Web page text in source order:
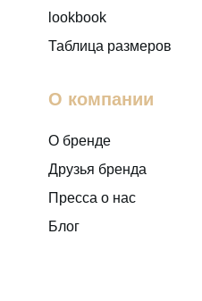
lookbook
Таблица размеров
О бренде
Друзья бренда
Пресса о нас
Блог
О компании